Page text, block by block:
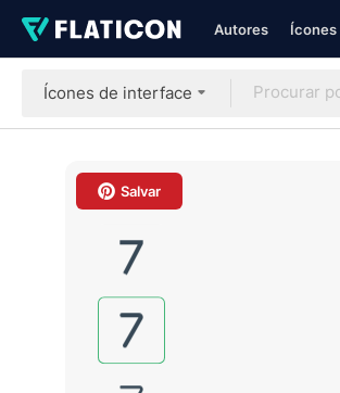
Autores Ícones
Ícones de interface
Salvar